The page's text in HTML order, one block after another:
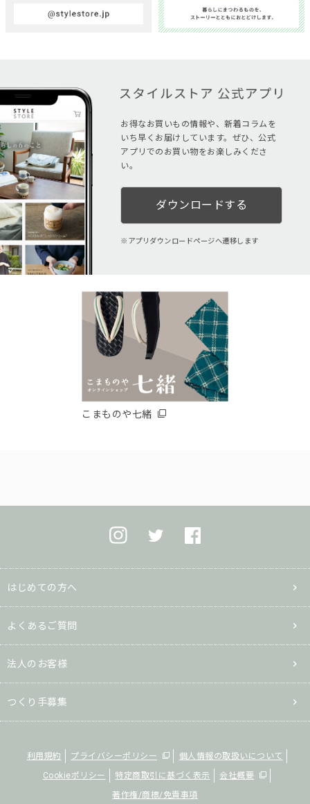
お得なお買いもの情報や、新着コラムを
いち早くお届けしています。ぜひ、公式
アプリでのお買い物をお楽しみくださ
い。
ダウンロードする
アプリダウンロードページへ遷移します
こまものや七緒
はじめての方へ
よくあるご質問
法人のお客様
つくり手募集
利用規約 プライバシーポリシー
個人情報の取扱いについて
Cookieポリシー
特定商取引に基づく表示
会社概要
著作権/商標/免責事項